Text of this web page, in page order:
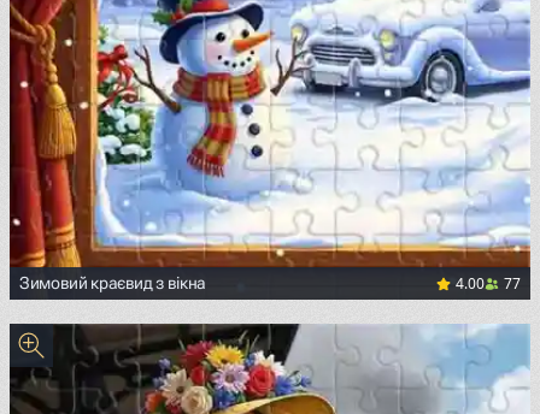
Зимовий краєвид з вікна 4.00 77